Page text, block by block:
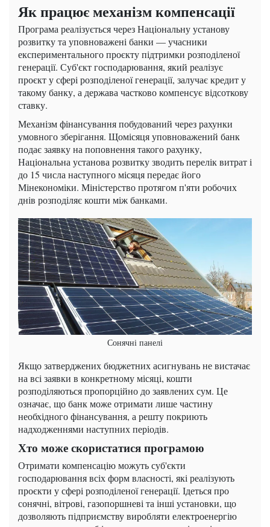
Як працює механізм компенсації
Програма реалізується через Національну установу
розвитку та уповноважені банки — учасники
експериментального проєкту підтримки розподіленої
генерації. Суб'єкт господарювання, який реалізує
проєкт у сфері розподіленої генерації, залучає кредит у
такому банку, а держава частково компенсує відсоткову
ставку.
Механізм фінансування побудований через рахунки
умовного зберігання. Щомісяця уповноважений банк
подає заявку на поповнення такого рахунку,
Національна установа розвитку зводить перелік витрат і
до 15 числа наступного місяця передає його
Мінекономіки. Міністерство протягом п'яти робочих
днів розподіляє кошти між банками.
Сонячні панелі
Якщо затверджених бюджетних асигнувань не вистачає
на всі заявки в конкретному місяці, кошти
розподіляються пропорційно до заявлених сум. Це
означає, що банк може отримати лише частину
необхідного фінансування, а решту покриють
надходженнями наступних періодів.
Хто може скористатися програмою
Отримати компенсацію можуть суб'єкти
господарювання всіх форм власності, які реалізують
проєкти у сфері розподіленої генерації. Ідеться про
сонячні, вітрові, газопоршневі та інші установки, що
дозволяють підприємству виробляти електроенергію